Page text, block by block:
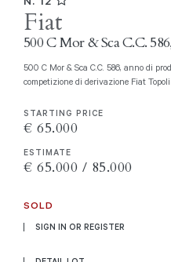
Fiat
500 C Mor & Sca C.C.
500 C Mor & Sca C.C. 586, anno di produzione: 1949. Vettura sportiva da
competizione di derivazione Fiat
STARTING PRICE
€ 65.000
ESTIMATE
€ 65.000 / 85.000
SOLD
SIGN IN OR REGISTER